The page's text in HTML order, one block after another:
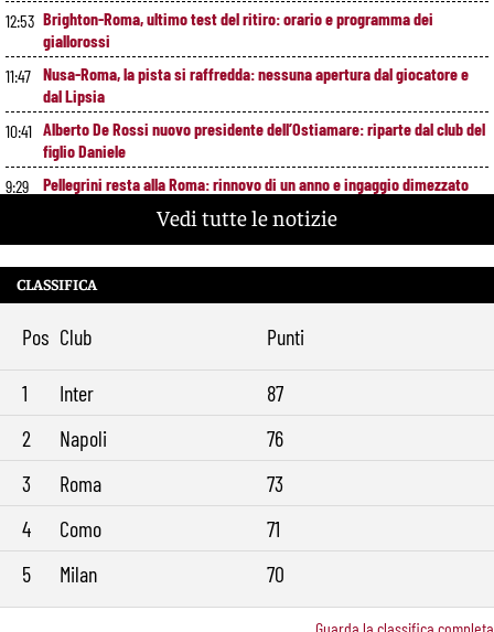
12:53 Brighton-Roma, ultimo test del ritiro: orario e programma dei
giallorossi
11:47 Nusa-Roma, la pista si raffredda: nessuna apertura dal giocatore e
dal Lipsia
10:41 Alberto De Rossi nuovo presidente dell’Ostiamare: riparte dal club del
figlio Daniele
9:29
Pellegrini resta alla Roma: rinnovo di un anno e ingaggio dimezzato
Vedi tutte le notizie
CLASSIFICA
Pos Club Punti
1 Inter
87
2
Napoli
76
3
Roma
73
4
Como
71
5
Milan 70